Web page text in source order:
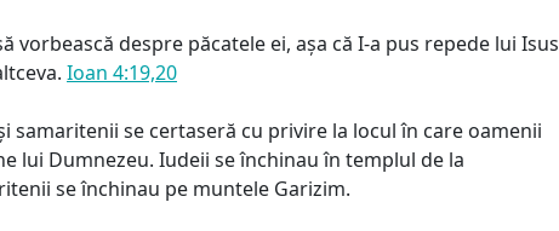
vorbească despre păcatele ei, așa că I-a pus repede lui Isus
Ioan 4:19,20
samaritenii se certaseră cu privire la locul în care oamenii
lui Dumnezeu. Iudeii se închinau în templul de la
se închinau pe muntele Garizim.